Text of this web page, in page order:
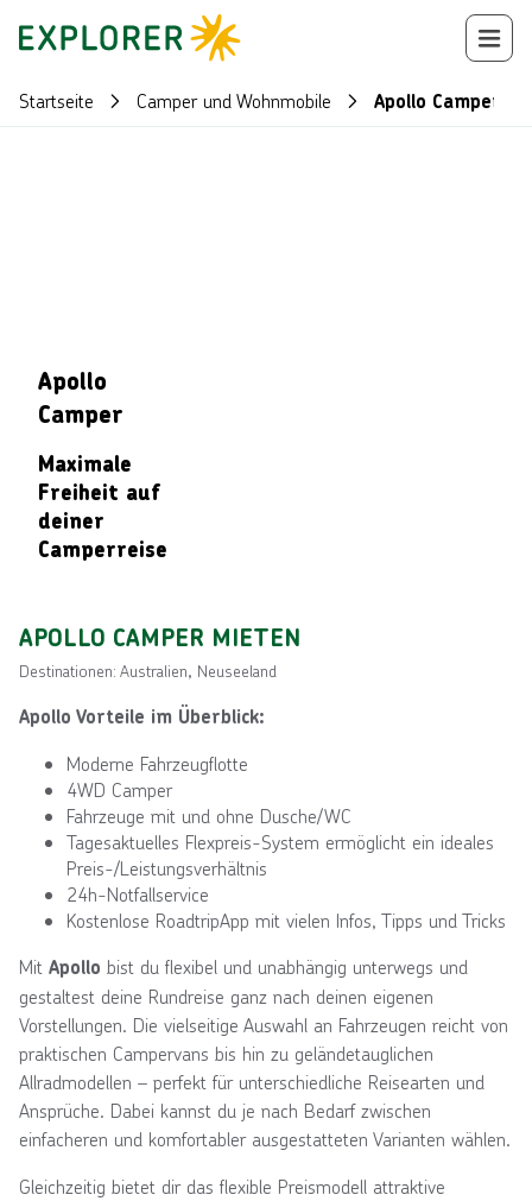
Startseite Camper und Wohnmobile Apollo Camper
Apollo
Camper
Maximale
Freiheit auf
deiner
Camperreise
APOLLO CAMPER MIETEN
Destinationen: Australien, Neuseeland
Apollo Vorteile im Überblick:
Moderne Fahrzeugflotte
4WD Camper
Fahrzeuge mit und ohne Dusche/WC
Tagesaktuelles Flexpreis-System ermöglicht ein ideales
Preis-/Leistungsverhältnis
24h-Notfallservice
Kostenlose RoadtripApp mit vielen Infos, Tipps und Tricks
Mit Apollo bist du flexibel und unabhängig unterwegs und
gestaltest deine Rundreise ganz nach deinen eigenen
Vorstellungen. Die vielseitige Auswahl an Fahrzeugen reicht von
praktischen Campervans bis hin zu geländetauglichen
Allradmodellen – perfekt für unterschiedliche Reisearten und
Ansprüche. Dabei kannst du je nach Bedarf zwischen
einfacheren und komfortabler ausgestatteten Varianten wählen.
Gleichzeitig bietet dir das flexible Preismodell attraktive